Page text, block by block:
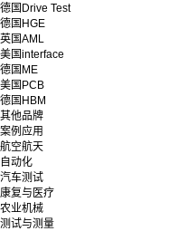
德国Drive Test
德国HGE
英国AML
美国interface
德国ME
美国PCB
德国HBM
其他品牌
案例应用
航空航天
自动化
汽车测试
康复与医疗
农业机械
测试与测量